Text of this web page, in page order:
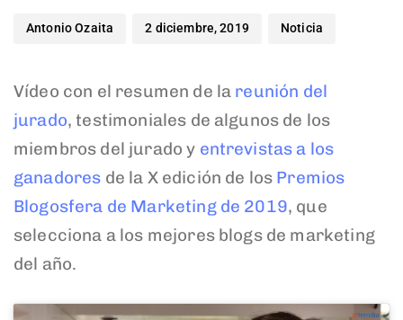
Antonio Ozaita 2 diciembre, 2019 Noticia
Vídeo con el resumen de la reunión del
jurado, testimoniales de algunos de los
miembros del jurado y entrevistas a los
ganadores de la X edición de los Premios
Blogosfera de Marketing de 2019, que
selecciona a los mejores blogs de marketing
del año.